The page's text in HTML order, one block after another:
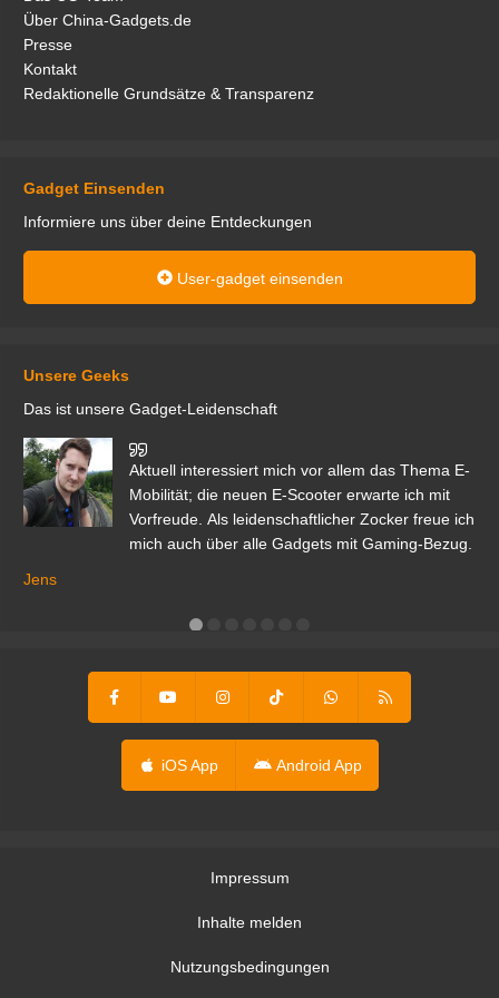
Über China-Gadgets.de
Presse
Kontakt
Redaktionelle Grundsätze & Transparenz
Gadget Einsenden
Informiere uns über deine Entdeckungen
User-gadget einsenden
Unsere Geeks
Das ist unsere Gadget-Leidenschaft
Aktuell interessiert mich vor allem das Thema E-
Mobilität; die neuen E-Scooter erwarte ich mit
Vorfreude. Als leidenschaftlicher Zocker freue ich
mich auch über alle Gadgets mit Gaming-Bezug.
Jens
iOS App Android App
Impressum
Inhalte melden
Nutzungsbedingungen